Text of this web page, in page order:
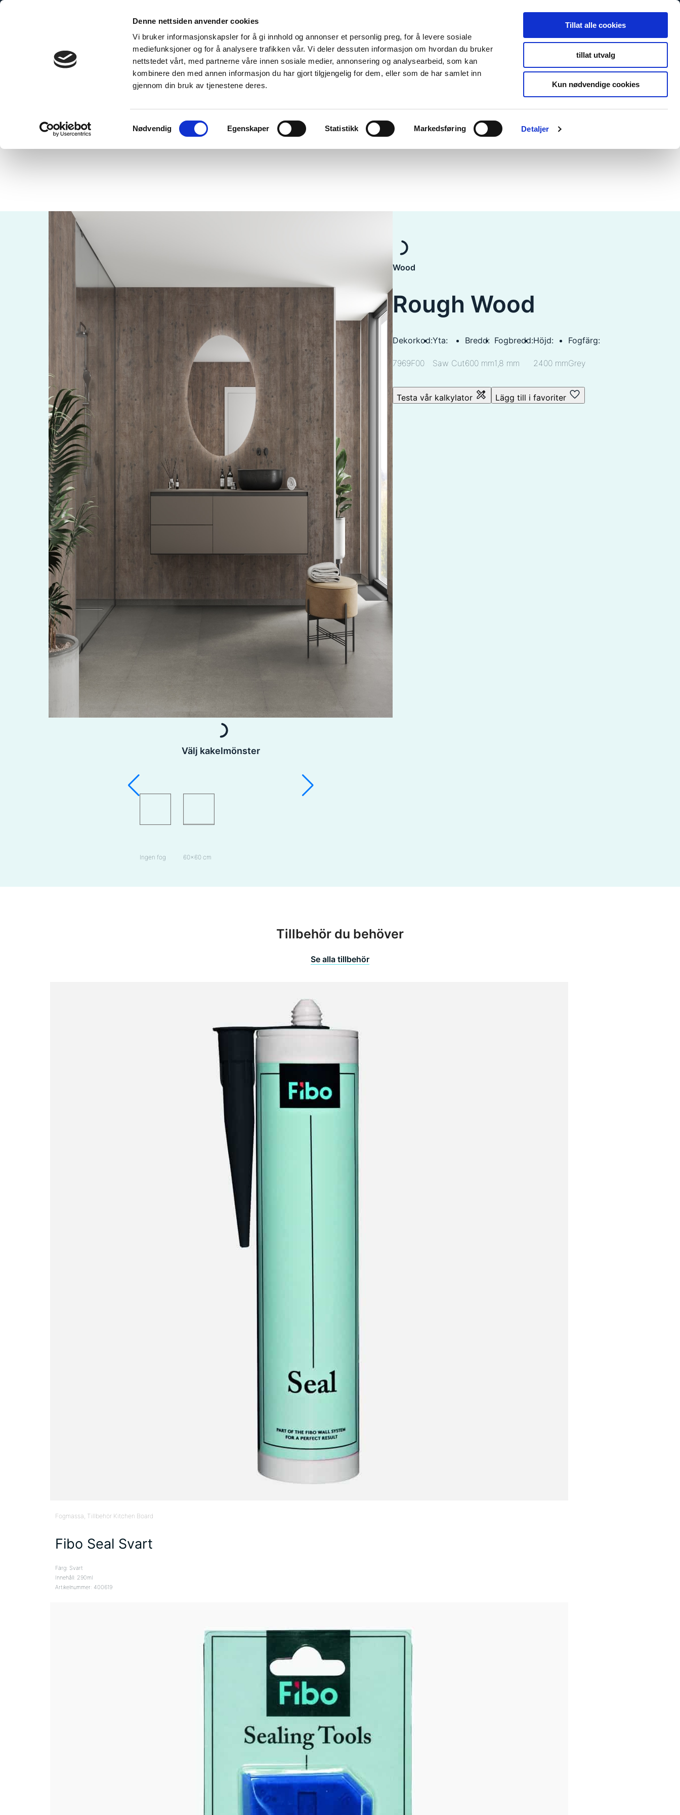
Denne nettsiden anvender cookies
Vi bruker informasjonskapsler for å gi innhold og annonser et personlig preg, for å levere sosiale
mediefunksjoner og for å analysere trafikken vår. Vi deler dessuten informasjon om hvordan du bruker
nettstedet vårt, med partnerne våre innen sosiale medier, annonsering og analysearbeid, som kan
kombinere den med annen informasjon du har gjort tilgjengelig for dem, eller som de har samlet inn
gjennom din bruk av tjenestene deres.
Samtykkevalg
Nødvendig Egenskaper Statistikk Markedsføring Detaljer
Tillat alle cookies
tillat utvalg
Kun nødvendige cookies
Hoppa
Välj kakelmönster
Ingen fog 60×60 cm
Wood
Rough Wood
Dekorkod:
7969F00
Yta:
Saw Cut
Bredd:
600 mm
Fogbredd:
1,8 mm
Höjd:
2400 mm
Fogfärg:
Grey
Testa vår kalkylator Lägg till i favoriter
Tillbehör du behöver
Se alla tillbehör
Fogmassa, Tillbehör Kitchen Board
Fibo Seal Svart
Färg: Svart
Innehåll: 290ml
Artikelnummer: 400619